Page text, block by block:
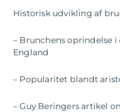
Historisk udvikling af
– Brunchens oprindelse i
England
– Popularitet blandt
– Guy Beringers artikel